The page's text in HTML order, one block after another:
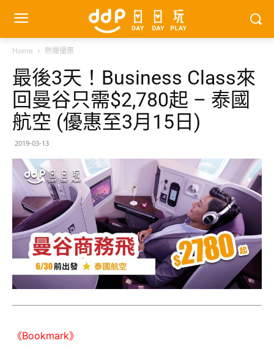
Home 熱爆優惠
最後3天！Business Class來
回曼谷只需$2,780起 – 泰國
航空 (優惠至3月15日)
2019-03-13
《Bookmark》